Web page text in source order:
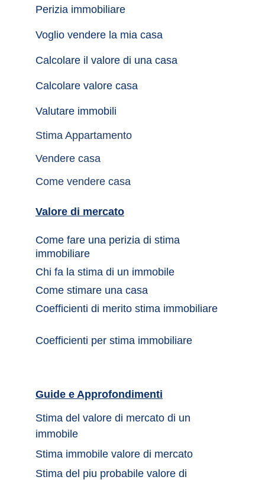
Valore di mercato
Come fare una perizia di stima
immobiliare
Coefficienti di merito stima immobiliare
Coefficienti per stima immobiliare
Stima del valore di mercato di un
Stima del piu probabile valore di
Perizia immobiliare
Stima Appartamento
Vendere casa
Come vendere casa
Voglio vendere la mia casa
Calcolare il valore di una casa
Calcolare valore casa
Valutare immobili